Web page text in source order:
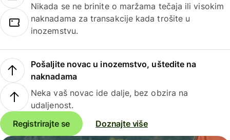
Nikada se ne brinite o maržama tečaja ili visokim
naknadama za transakcije kada trošite u
inozemstvu.
Pošaljite novac u inozemstvo, uštedite na
naknadama
Neka vaš novac ide dalje, bez obzira na
udaljenost.
Registrirajte se
Doznajte više